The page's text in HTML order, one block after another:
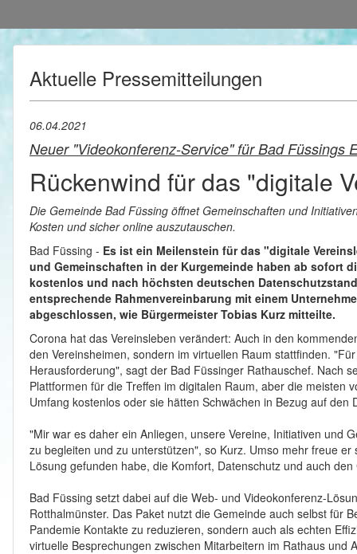
Aktuelle Pressemitteilungen
06.04.2021
Neuer "Videokonferenz-Service" für Bad Füssings
Rückenwind für das "digitale
Die Gemeinde Bad Füssing öffnet Gemeinschaften und
Kosten und sicher online auszutauschen.
Bad Füssing - Es ist ein Meilenstein für das "digitale
und Gemeinschaften in der Kurgemeinde haben ab sofort
kostenlos und nach höchsten deutschen
entsprechende Rahmenvereinbarung mit einem
abgeschlossen, wie Bürgermeister Tobias Kurz mitteilte.
Corona hat das Vereinsleben verändert: Auch in den
den Vereinsheimen, sondern im virtuellen Raum stattfinden.
Herausforderung", sagt der Bad Füssinger Rathauschef. Nach
Plattformen für die Treffen im digitalen Raum, aber die meisten
Umfang kostenlos oder sie hätten Schwächen in Bezug auf den
"Mir war es daher ein Anliegen, unsere Vereine, Initiativen und
zu begleiten und zu unterstützen", so Kurz. Umso mehr freue
Lösung gefunden habe, die Komfort, Datenschutz und auch
Bad Füssing setzt dabei auf die Web- und Videokonferenz-
Rotthalmünster. Das Paket nutzt die Gemeinde auch selbst für
Pandemie Kontakte zu reduzieren, sondern auch als echten
virtuelle Besprechungen zwischen Mitarbeitern im Rathaus und